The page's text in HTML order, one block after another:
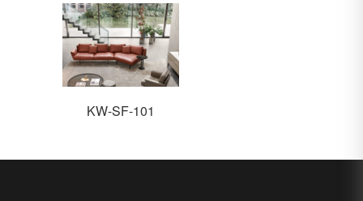
KW-SF-101